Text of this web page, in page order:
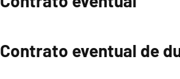
Contrato eventual de